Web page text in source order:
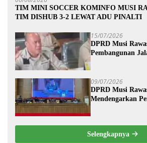
TIM MINI SOCCER KOMINFO MUSI
TIM DISHUB 3-2 LEWAT ADU PINALTI
15/07/2026
DPRD Musi
Pembangunan
09/07/2026
DPRD Musi
Mendengarkan
Selengkapnya